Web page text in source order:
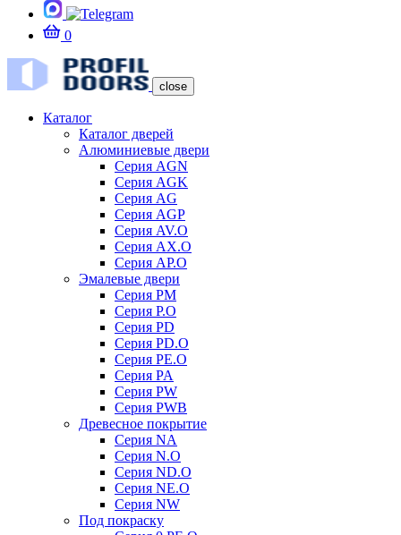
0
close
Каталог
Каталог дверей
Алюминиевые двери
Серия AGN
Серия AGK
Серия AG
Серия AGP
Серия AV.O
Серия AX.O
Серия AP.O
Эмалевые двери
Серия PM
Серия P.O
Серия PD
Серия PD.O
Серия PE.O
Серия PA
Серия PW
Серия PWB
Древесное покрытие
Серия NA
Серия N.O
Серия ND.O
Серия NE.O
Серия NW
Под покраску